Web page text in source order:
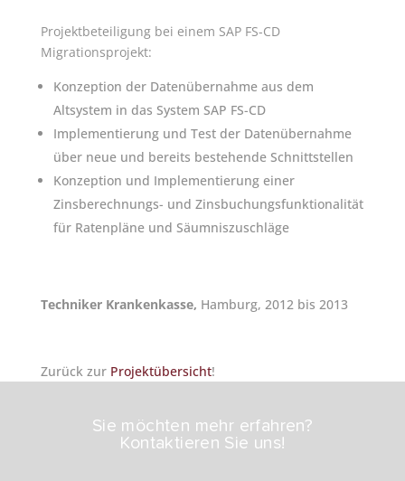
Projektbeteiligung bei einem SAP FS-CD
Migrationsprojekt:
Konzeption der Datenübernahme aus dem
Altsystem in das System SAP FS-CD
Implementierung und Test der Datenübernahme
über neue und bereits bestehende Schnittstellen
Konzeption und Implementierung einer
Zinsberechnungs- und Zinsbuchungsfunktionalität
für Ratenpläne und Säumniszuschläge
Techniker Krankenkasse, Hamburg, 2012 bis 2013
Zurück zur Projektübersicht!
Sie möchten mehr erfahren?
Kontaktieren Sie uns!